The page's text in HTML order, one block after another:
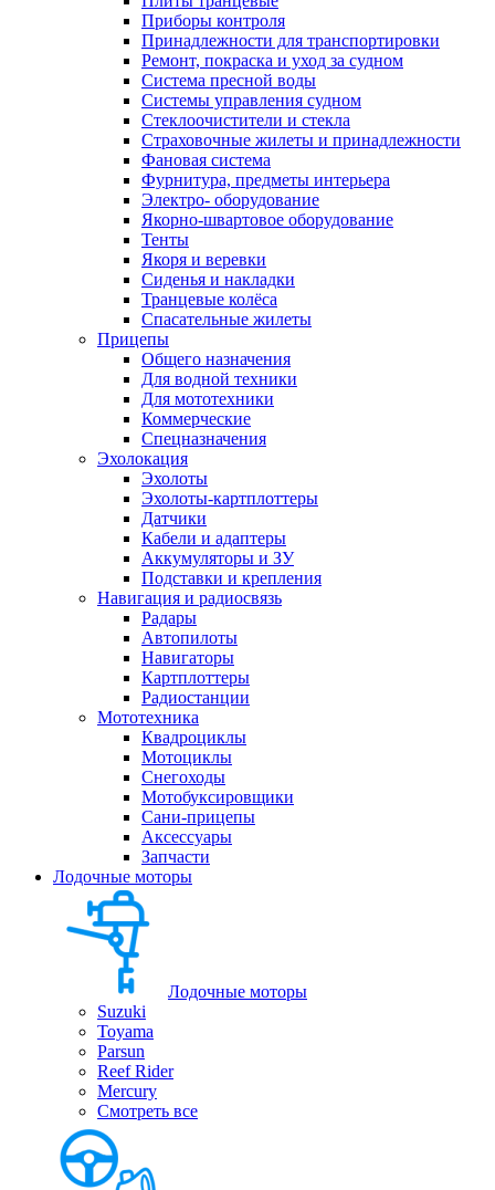
Приборы контроля
Принадлежности для транспортировки
Ремонт, покраска и уход за судном
Система пресной воды
Системы управления судном
Стеклоочистители и стекла
Страховочные жилеты и принадлежности
Фановая система
Фурнитура, предметы интерьера
Электро- оборудование
Якорно-швартовое оборудование
Тенты
Якоря и веревки
Сиденья и накладки
Транцевые колёса
Спасательные жилеты
Прицепы
Общего назначения
Для водной техники
Для мототехники
Коммерческие
Спецназначения
Эхолокация
Эхолоты
Эхолоты-картплоттеры
Датчики
Кабели и адаптеры
Аккумуляторы и ЗУ
Подставки и крепления
Навигация и радиосвязь
Радары
Автопилоты
Навигаторы
Картплоттеры
Радиостанции
Мототехника
Квадроциклы
Мотоциклы
Снегоходы
Мотобуксировщики
Сани-прицепы
Аксессуары
Запчасти
Лодочные моторы
Лодочные моторы
Suzuki
Toyama
Parsun
Reef Rider
Mercury
Смотреть все